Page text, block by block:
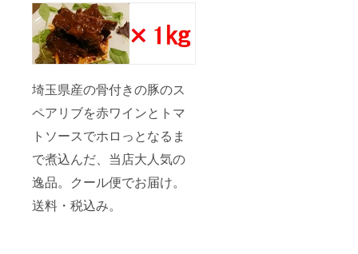
埼玉県産の骨付きの豚のス
ペアリブを赤ワインとトマ
トソースでホロっとなるま
で煮込んだ、当店大人気の
逸品。クール便でお届け。
送料・税込み。